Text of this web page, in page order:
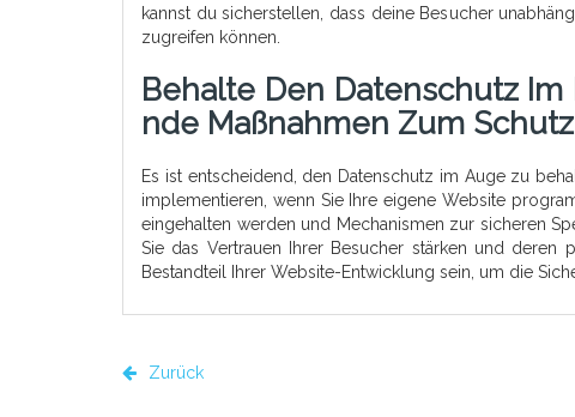
kannst du sicherstellen, dass deine Besucher
zugreifen können.
Behalte Den Datenschutz
Nde Maßnahmen Zum
Es ist entscheidend, den Datenschutz im Auge zu
implementieren, wenn Sie Ihre eigene Website
eingehalten werden und Mechanismen zur sicheren
Sie das Vertrauen Ihrer Besucher stärken und deren
Bestandteil Ihrer Website-Entwicklung sein, um die
Zurück